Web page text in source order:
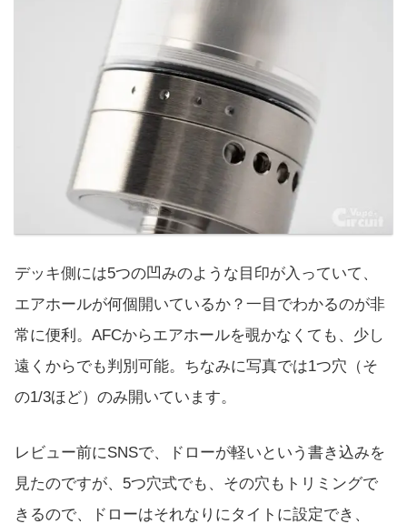
デッキ側には5つの凹みのような目印が入っていて、
エアホールが何個開いているか？一目でわかるのが非
常に便利。AFCからエアホールを覗かなくても、少し
遠くからでも判別可能。ちなみに写真では1つ穴（そ
の1/3ほど）のみ開いています。
レビュー前にSNSで、ドローが軽いという書き込みを
見たのですが、5つ穴式でも、その穴もトリミングで
きるので、ドローはそれなりにタイトに設定でき、